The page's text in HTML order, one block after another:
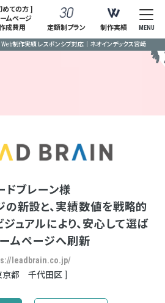
めての方 ]
ムページ
成費用
定額制プラン 制作実績 MENU
Web制作実績 レスポンシブ対応｜ネオインデックス宮崎
ドブレーン様
の新設と、実績数値を戦略的
ュアルにより、安心して選ば
ムページへ刷新
leadbrain.co.jp/
京都 千代田区